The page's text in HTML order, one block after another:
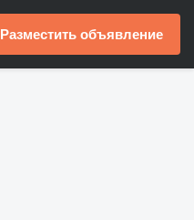
Разместить объявление